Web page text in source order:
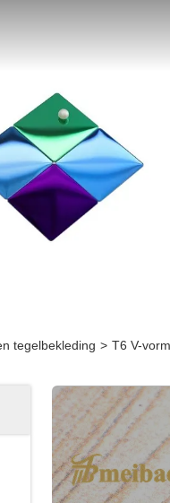
tegelbekleding > T6 V-